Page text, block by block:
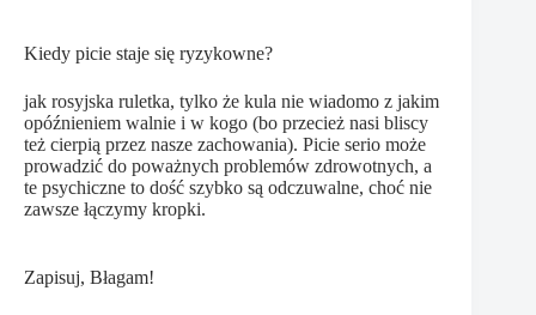
Kiedy picie staje się ryzykowne?
jak rosyjska ruletka, tylko że kula nie wiadomo z jakim
opóźnieniem walnie i w kogo (bo przecież nasi bliscy
też cierpią przez nasze zachowania). Picie serio może
prowadzić do poważnych problemów zdrowotnych, a
te psychiczne to dość szybko są odczuwalne, choć nie
zawsze łączymy kropki.
Zapisuj, Błagam!